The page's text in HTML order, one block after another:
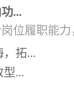
...
位履职能力
，拓...
型...